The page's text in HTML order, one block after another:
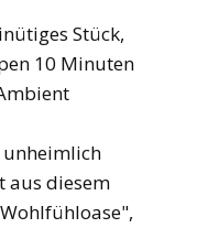
Stück,
10 Minuten
unheimlich
aus diesem